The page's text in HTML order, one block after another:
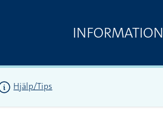
INFORMATION
Hjälp/Tips